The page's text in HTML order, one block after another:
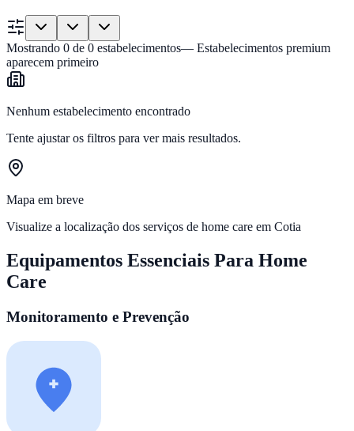
Mostrando 0 de 0 estabelecimentos— Estabelecimentos premium
aparecem primeiro
Nenhum estabelecimento encontrado
Tente ajustar os filtros para ver mais resultados.
Mapa em breve
Visualize a localização dos serviços de home care em Cotia
Equipamentos Essenciais Para Home
Care
Monitoramento e Prevenção